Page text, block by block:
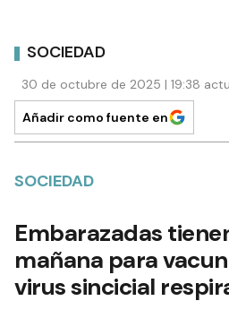
SOCIEDAD
30 de octubre de 2025 | 19:38
Añadir como fuente en
SOCIEDAD
Embarazadas
mañana para
virus sincicial